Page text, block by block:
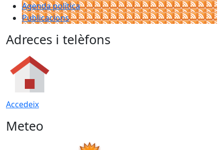
Agenda política
Publicacions
Adreces i telèfons
Accedeix
Meteo